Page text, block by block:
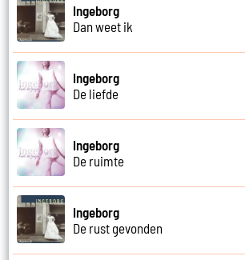
Ingeborg
Dan weet ik
Ingeborg
De liefde
Ingeborg
De ruimte
Ingeborg
De rust gevonden